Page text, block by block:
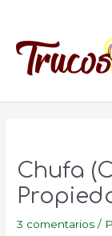
contenido
Chufa
3 comentarios /